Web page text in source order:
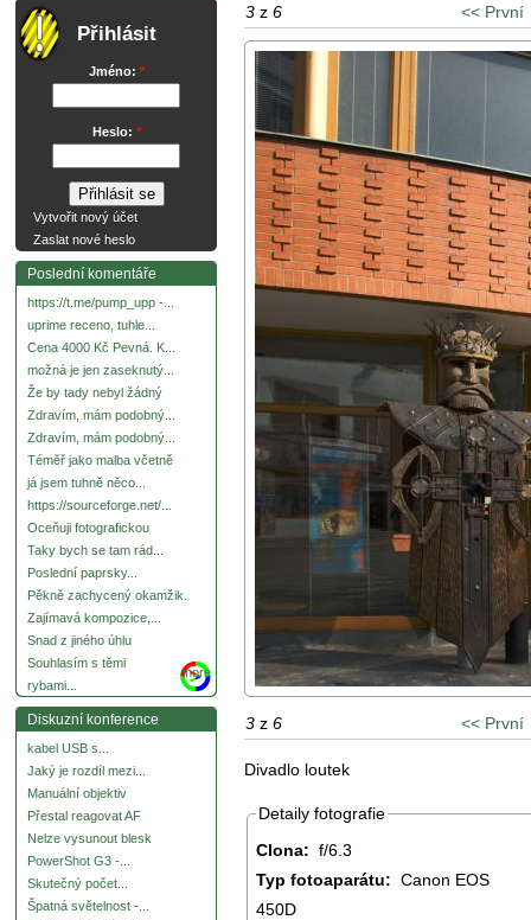
Přihlásit
Jméno: *
Heslo: *
Vytvořit nový účet
Zaslat nové heslo
Poslední komentáře
https://t.me/pump_upp -...
uprime receno, tuhle...
Cena 4000 Kč Pevná. K...
možná je jen zaseknutý...
Že by tady nebyl žádný
Zdravím, mám podobný...
Zdravím, mám podobný...
Téměř jako malba včetně
já jsem tuhně něco...
https://sourceforge.net/...
Oceňuji fotografickou
Taky bych se tam rád...
Poslední paprsky...
Pěkně zachycený okamžik.
Zajímavá kompozice,...
Snad z jiného úhlu
Souhlasím s těmi
rybami...
more
Diskuzní konference
kabel USB s...
Jaký je rozdíl mezi...
Manuální objektiv
Přestal reagovat AF
Nelze vysunout blesk
PowerShot G3 -...
Skutečný počet...
Špatná světelnost -...
3 z 6 << První
3 z 6 << První
Divadlo loutek
Detaily fotografie
Clona: f/6.3
Typ fotoaparátu:
450D